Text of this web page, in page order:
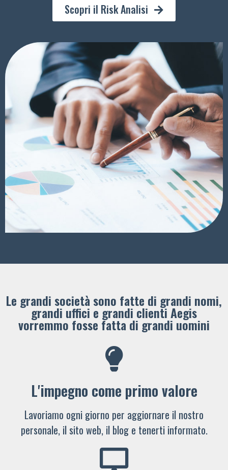
Scopri il Risk Analisi
Le grandi società sono fatte di grandi nomi,
grandi uffici e grandi clienti ​Aegis
vorremmo fosse fatta di grandi uomini
L'impegno come primo valore
Lavoriamo ogni giorno per aggiornare il nostro
personale, il sito web, il blog e tenerti informato.